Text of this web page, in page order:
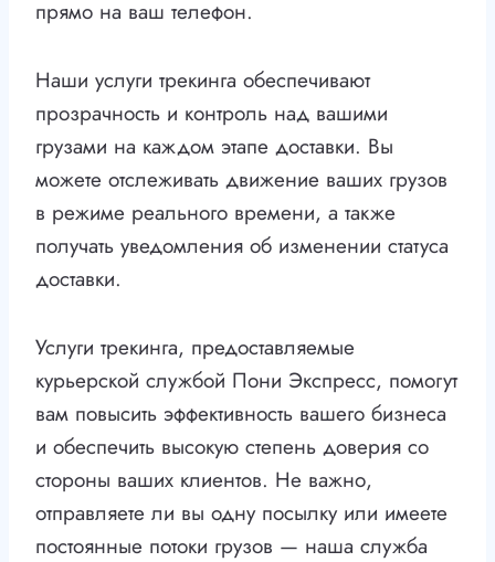
прямо на ваш телефон.
Наши услуги трекинга обеспечивают
прозрачность и контроль над вашими
грузами на каждом этапе доставки. Вы
можете отслеживать движение ваших грузов
в режиме реального времени, а также
получать уведомления об изменении статуса
доставки.
Услуги трекинга, предоставляемые
курьерской службой Пони Экспресс, помогут
вам повысить эффективность вашего бизнеса
и обеспечить высокую степень доверия со
стороны ваших клиентов. Не важно,
отправляете ли вы одну посылку или имеете
постоянные потоки грузов — наша служба